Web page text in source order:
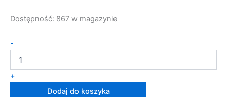
Dostępność: 867 w magazynie
-
Flaga
Papieska
Kościelna
80x50
+
Dodaj do koszyka